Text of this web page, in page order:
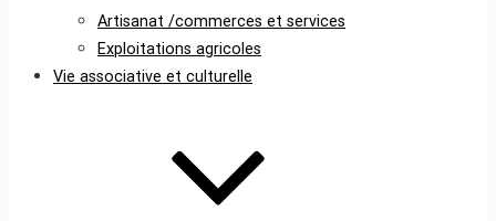
Artisanat /commerces et services
Exploitations agricoles
Vie associative et culturelle